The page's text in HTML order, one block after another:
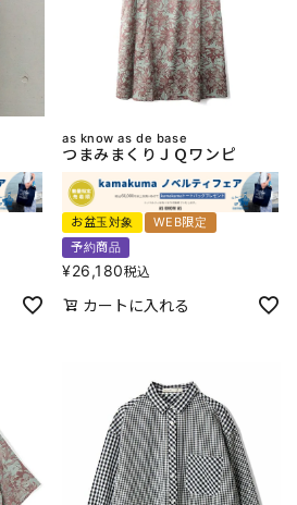
as know as de base
つまみまくりＪＱワンピ
お盆玉対象
WEB限定
予約商品
¥26,180税込
カートに入れる